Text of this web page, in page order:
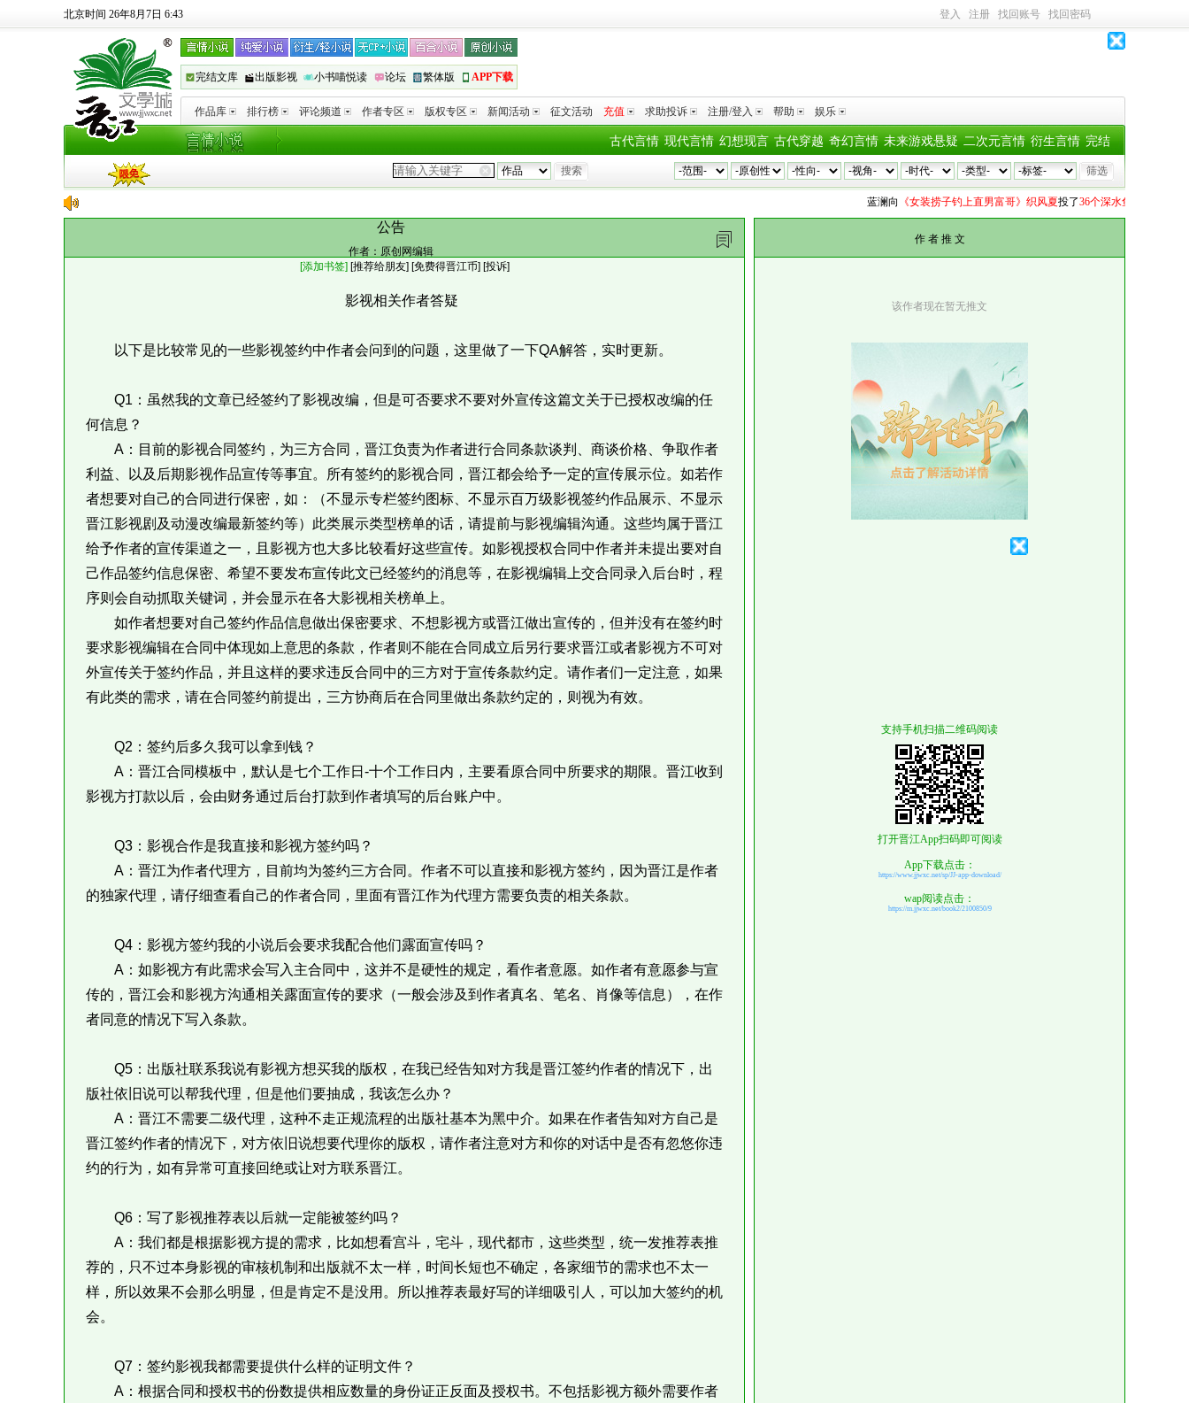
北京时间 26年8月7日 6:43 登入 注册 找回账号 找回密码
完结文库 出版影视 小书喵悦读 论坛 繁体版 APP下载
作品库 排行榜 评论频道 作者专区 版权专区 新闻活动 征文活动 充值 求助投诉 注册/登入 帮助 娱乐
完结
衍生言情
二次元言情
未来游戏悬疑
奇幻言情
古代穿越
幻想现言
现代言情
古代言情
向《女装捞子钓上直男富哥》织风夏投了36个深水鱼雷 蓝澜
公告
作者： 原创网编辑
[添加书签] [推荐给朋友] [免费得晋江币] [投诉]
影视相关作者答疑
以下是比较常见的一些影视签约中作者会问到的问题，这里做了一下QA解答，实时更新。
Q1：虽然我的文章已经签约了影视改编，但是可否要求不要对外宣传这篇文关于已授权改编的任
何信息？
A：目前的影视合同签约，为三方合同，晋江负责为作者进行合同条款谈判、商谈价格、争取作者
利益、以及后期影视作品宣传等事宜。所有签约的影视合同，晋江都会给予一定的宣传展示位。如若作
者想要对自己的合同进行保密，如：（不显示专栏签约图标、不显示百万级影视签约作品展示、不显示
晋江影视剧及动漫改编最新签约等）此类展示类型榜单的话，请提前与影视编辑沟通。这些均属于晋江
给予作者的宣传渠道之一，且影视方也大多比较看好这些宣传。如影视授权合同中作者并未提出要对自
己作品签约信息保密、希望不要发布宣传此文已经签约的消息等，在影视编辑上交合同录入后台时，程
序则会自动抓取关键词，并会显示在各大影视相关榜单上。
如作者想要对自己签约作品信息做出保密要求、不想影视方或晋江做出宣传的，但并没有在签约时
要求影视编辑在合同中体现如上意思的条款，作者则不能在合同成立后另行要求晋江或者影视方不可对
外宣传关于签约作品，并且这样的要求违反合同中的三方对于宣传条款约定。请作者们一定注意，如果
有此类的需求，请在合同签约前提出，三方协商后在合同里做出条款约定的，则视为有效。
Q2：签约后多久我可以拿到钱？
A：晋江合同模板中，默认是七个工作日-十个工作日内，主要看原合同中所要求的期限。晋江收到
影视方打款以后，会由财务通过后台打款到作者填写的后台账户中。
Q3：影视合作是我直接和影视方签约吗？
A：晋江为作者代理方，目前均为签约三方合同。作者不可以直接和影视方签约，因为晋江是作者
的独家代理，请仔细查看自己的作者合同，里面有晋江作为代理方需要负责的相关条款。
Q4：影视方签约我的小说后会要求我配合他们露面宣传吗？
A：如影视方有此需求会写入主合同中，这并不是硬性的规定，看作者意愿。如作者有意愿参与宣
传的，晋江会和影视方沟通相关露面宣传的要求（一般会涉及到作者真名、笔名、肖像等信息），在作
者同意的情况下写入条款。
Q5：出版社联系我说有影视方想买我的版权，在我已经告知对方我是晋江签约作者的情况下，出
版社依旧说可以帮我代理，但是他们要抽成，我该怎么办？
A：晋江不需要二级代理，这种不走正规流程的出版社基本为黑中介。如果在作者告知对方自己是
晋江签约作者的情况下，对方依旧说想要代理你的版权，请作者注意对方和你的对话中是否有忽悠你违
约的行为，如有异常可直接回绝或让对方联系晋江。
Q6：写了影视推荐表以后就一定能被签约吗？
A：我们都是根据影视方提的需求，比如想看宫斗，宅斗，现代都市，这些类型，统一发推荐表推
荐的，只不过本身影视的审核机制和出版就不太一样，时间长短也不确定，各家细节的需求也不太一
样，所以效果不会那么明显，但是肯定不是没用。所以推荐表最好写的详细吸引人，可以加大签约的机
会。
Q7：签约影视我都需要提供什么样的证明文件？
A：根据合同和授权书的份数提供相应数量的身份证正反面及授权书。不包括影视方额外需要作者
作 者 推 文
该作者现在暂无推文
支持手机扫描二维码阅读
打开晋江App扫码即可阅读
App下载点击：
https://www.jjwxc.net/sp/JJ-app-download/
wap阅读点击：
https://m.jjwxc.net/book2/2100850/9